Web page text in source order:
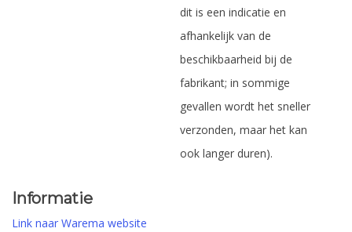
dit is een indicatie en
afhankelijk van de
beschikbaarheid bij de
fabrikant; in sommige
gevallen wordt het sneller
verzonden, maar het kan
ook langer duren).
Informatie
Link naar Warema website